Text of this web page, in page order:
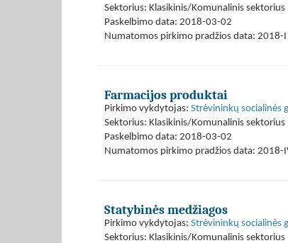
Sektorius: Klasikinis/Komunalinis sektorius
Paskelbimo data: 2018-03-02
Numatomos pirkimo pradžios data: 2018-
Farmacijos produktai
Pirkimo vykdytojas: Strėvininkų socialinės
Sektorius: Klasikinis/Komunalinis sektorius
Paskelbimo data: 2018-03-02
Numatomos pirkimo pradžios data: 2018-
Statybinės medžiagos
Pirkimo vykdytojas: Strėvininkų socialinės
Sektorius: Klasikinis/Komunalinis sektorius